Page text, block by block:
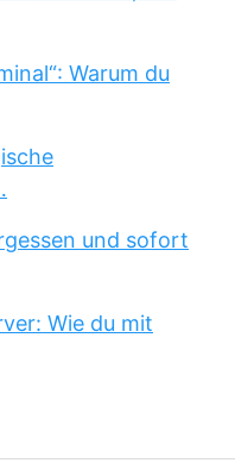
Warum du
und sofort
Wie du mit